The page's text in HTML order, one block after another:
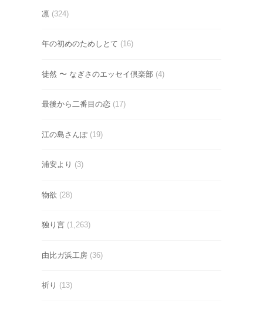
凛 (324)
年の初めのためしとて (16)
徒然 〜 なぎさのエッセイ倶楽部 (4)
最後から二番目の恋 (17)
江の島さんぽ(19)
浦安より (3)
物欲 (28)
独り言 (1,263)
由比ガ浜工房 (36)
祈り (13)